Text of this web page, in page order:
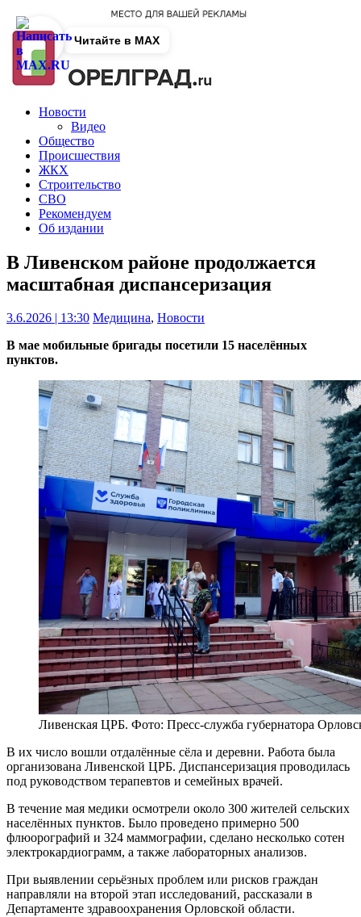
Новости
Видео
Общество
Происшествия
ЖКХ
Строительство
СВО
Рекомендуем
Об издании
В Ливенском районе продолжается
масштабная диспансеризация
3.6.2026 | 13:30 Медицина, Новости
В мае мобильные бригады посетили 15 населённых
пунктов.
Ливенская ЦРБ. Фото: Пресс-служба губернатора
В их число вошли отдалённые сёла и деревни. Работа была
организована Ливенской ЦРБ. Диспансеризация проводилась
под руководством терапевтов и семейных врачей.
В течение мая медики осмотрели около 300 жителей сельских
населённых пунктов. Было проведено примерно 500
флюорографий и 324 маммографии, сделано несколько сотен
электрокардиограмм, а также лабораторных анализов.
При выявлении серьёзных проблем или рисков граждан
направляли на второй этап исследований, рассказали в
Департаменте здравоохранения Орловской области.
Читайте в MAX